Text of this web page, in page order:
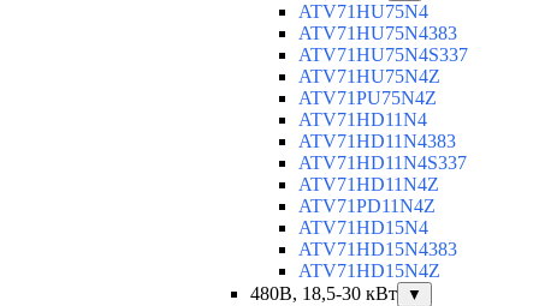
ATV71HU75N4
ATV71HU75N4383
ATV71HU75N4S337
ATV71HU75N4Z
ATV71PU75N4Z
ATV71HD11N4
ATV71HD11N4383
ATV71HD11N4S337
ATV71HD11N4Z
ATV71PD11N4Z
ATV71HD15N4
ATV71HD15N4383
ATV71HD15N4Z
480В, 18,5-30 кВт
▼